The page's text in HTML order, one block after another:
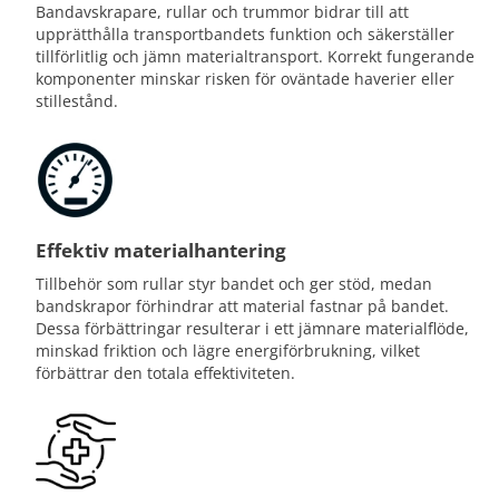
Bandavskrapare, rullar och trummor bidrar till att
upprätthålla transportbandets funktion och säkerställer
tillförlitlig och jämn materialtransport. Korrekt fungerande
komponenter minskar risken för oväntade haverier eller
stillestånd.
Effektiv materialhantering
Tillbehör som rullar styr bandet och ger stöd, medan
bandskrapor förhindrar att material fastnar på bandet.
Dessa förbättringar resulterar i ett jämnare materialflöde,
minskad friktion och lägre energiförbrukning, vilket
förbättrar den totala effektiviteten.